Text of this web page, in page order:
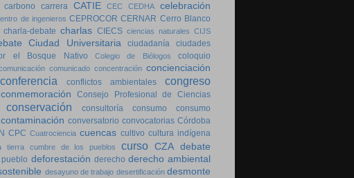
carbono carrera CATIE CEC CEDHA celebración
de ingenieros CEPROCOR CERNAR Cerro Blanco
charla-debate charlas CIECS ciencias naturales CIJS
Ciudad Universitaria ciudadanía
ciudades
el Bosque Nativo
Colegio de Biólogos
coloquio
comunicado concentración concienciación
conferencia conflictos ambientales congreso
conmemoración
Consejo Profesional de Ciencias
conservación consultoría consumo
consumo
contaminación conversatorio convocatorias Córdoba
CPC Cuatrociencia cuencas cultivo cultura indígena
tierra cumbre de los pueblos curso CZA debate
deforestación derecho derecho ambiental
desayuno de trabajo desertificación desmonte